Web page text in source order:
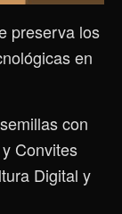
preserva los
en
con
Convites
Digital y